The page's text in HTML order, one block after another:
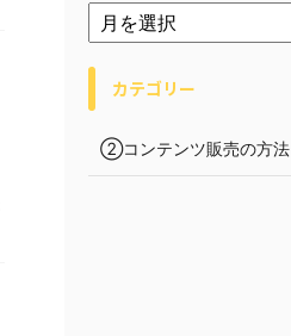
カテゴリー
②コンテンツ販売の方法